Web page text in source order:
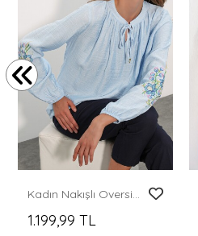
Kadın Nakışlı Oversize Bluz 1000 - Mavi
1.199,99 TL